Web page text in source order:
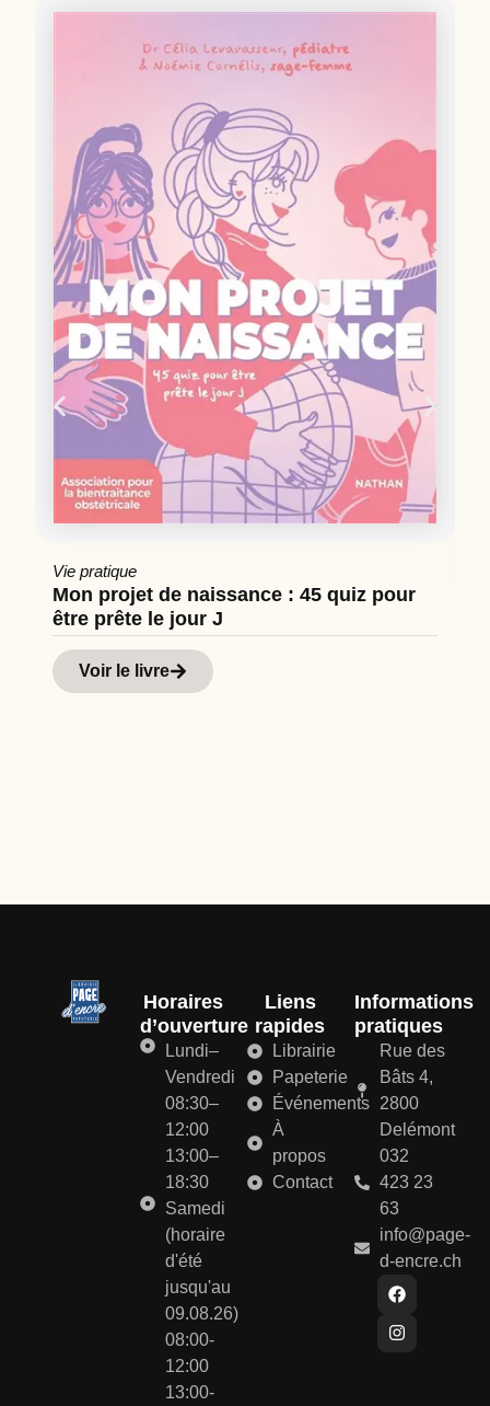
Vie pratique
Mon projet de naissance : 45 quiz pour
être prête le jour J
Voir le livre
Horaires
d’ouverture
Lundi–
Vendredi
08:30–
12:00
13:00–
18:30
Samedi
(horaire
d'été
jusqu'au
09.08.26)
08:00-
12:00
13:00-
Liens
rapides
Librairie
Papeterie
Événements
À
propos
Contact
Informations
pratiques
Rue des
Bâts 4,
2800
Delémont
032
423 23
63
info@page-
d-encre.ch